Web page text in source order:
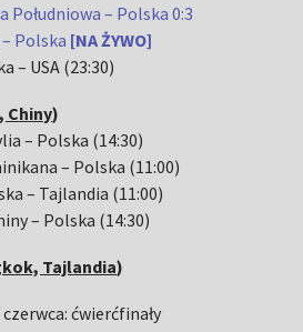
Południowa – Polska 0:3
Polska [NA ŻYWO]
– USA (23:30)
Chiny)
– Polska (14:30)
– Polska (11:00)
– Tajlandia (11:00)
– Polska (14:30)
Tajlandia)
ćwierćfinały